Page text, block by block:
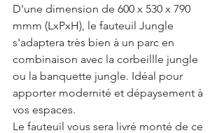
D'une dimension de 600 x 530 x 790
mmm (LxPxH), le fauteuil Jungle
s'adaptera très bien à un parc en
combinaison avec la corbeillle jungle
ou la banquette jungle. Idéal pour
apporter modernité et dépaysement à
vos espaces.
Le fauteuil vous sera livré monté de ce